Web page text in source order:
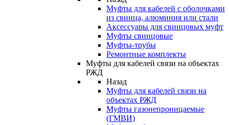
Муфты для кабелей с оболочками
из свинца, алюминия или стали
Аксессуары для свинцовых муфт
Муфты свинцовые
Муфты-трубы
Ремонтные комплекты
Муфты для кабелей связи на объектах
РЖД
Назад
Муфты для кабелей связи на
объектах РЖД
Муфты газонепроницаемые
(ГМВИ)